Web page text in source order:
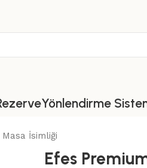
Yönlendirme
İsimliği
Efes